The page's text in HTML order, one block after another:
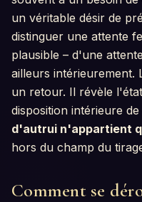
un véritable désir de
distinguer une attente
plausible – d'une
ailleurs intérieurement.
un retour. Il révèle
disposition intérieure
d'autrui n'appartient
hors du champ du
Comment se